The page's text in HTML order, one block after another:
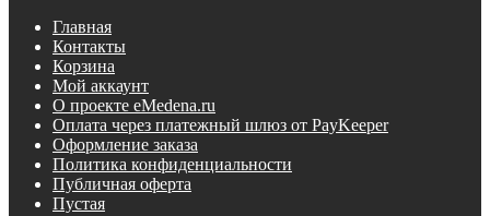
Главная
Контакты
Корзина
Мой аккаунт
О проекте eMedena.ru
Оплата через платежный шлюз от PayKeeper
Оформление заказа
Политика конфиденциальности
Публичная оферта
Пустая